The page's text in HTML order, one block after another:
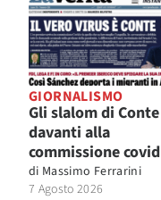
GIORNALISMO
Gli slalom di Conte
davanti alla
commissione covid
di Massimo Ferrarini
7 Agosto 2026